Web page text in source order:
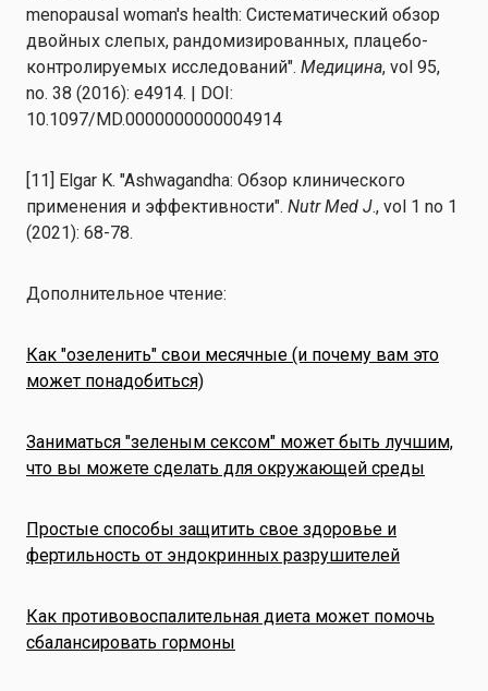
menopausal woman's health: Систематический обзор
двойных слепых, рандомизированных, плацебо-
контролируемых исследований". Медицина, vol 95,
no. 38 (2016): e4914. | DOI:
10.1097/MD.0000000000004914
[11] Elgar K. "Ashwagandha: Обзор клинического
применения и эффективности". Nutr Med J., vol 1 no 1
(2021): 68-78.
Дополнительное чтение:
Как "озеленить" свои месячные (и почему вам это
может понадобиться)
Заниматься "зеленым сексом" может быть лучшим,
что вы можете сделать для окружающей среды
Простые способы защитить свое здоровье и
фертильность от эндокринных разрушителей
Как противовоспалительная диета может помочь
сбалансировать гормоны